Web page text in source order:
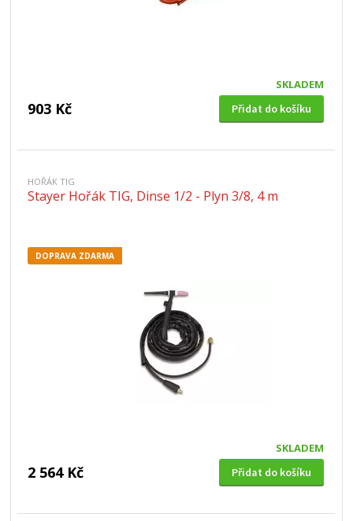
SKLADEM
903 Kč Přidat do košíku
HOŘÁK TIG
Stayer Hořák TIG, Dinse 1/2 - Plyn 3/8, 4 m
DOPRAVA ZDARMA
SKLADEM
2 564 Kč Přidat do košíku